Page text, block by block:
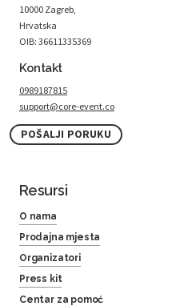
10000 Zagreb,
Hrvatska
OIB: 36611335369
Kontakt
0989187815
support@core-event.co
POŠALJI PORUKU
Resursi
O nama
Prodajna mjesta
Organizatori
Press kit
Centar za pomoć